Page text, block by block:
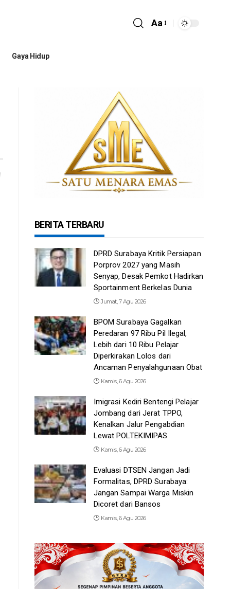
Aa
Gaya Hidup
BERITA TERBARU
DPRD Surabaya Kritik Persiapan
Porprov 2027 yang Masih
Senyap, Desak Pemkot Hadirkan
Sportainment Berkelas Dunia
Jumat, 7 Agu 2026
BPOM Surabaya Gagalkan
Peredaran 97 Ribu Pil Ilegal,
Lebih dari 10 Ribu Pelajar
Diperkirakan Lolos dari
Ancaman Penyalahgunaan Obat
Kamis, 6 Agu 2026
Imigrasi Kediri Bentengi Pelajar
Jombang dari Jerat TPPO,
Kenalkan Jalur Pengabdian
Lewat POLTEKIMIPAS
Kamis, 6 Agu 2026
Evaluasi DTSEN Jangan Jadi
Formalitas, DPRD Surabaya:
Jangan Sampai Warga Miskin
Dicoret dari Bansos
Kamis, 6 Agu 2026